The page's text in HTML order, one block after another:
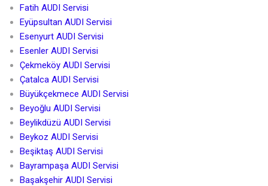
Fatih AUDI Servisi
Eyüpsultan AUDI Servisi
Esenyurt AUDI Servisi
Esenler AUDI Servisi
Çekmeköy AUDI Servisi
Çatalca AUDI Servisi
Büyükçekmece AUDI Servisi
Beyoğlu AUDI Servisi
Beylikdüzü AUDI Servisi
Beykoz AUDI Servisi
Beşiktaş AUDI Servisi
Bayrampaşa AUDI Servisi
Başakşehir AUDI Servisi